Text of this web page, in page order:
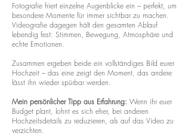
Fotografie friert einzelne Augenblicke ein – perfekt, um
besondere Momente für immer sichtbar zu machen.
Videografie dagegen hält den gesamten Ablauf
lebendig fest: Stimmen, Bewegung, Atmosphäre und
echte Emotionen.
Zusammen ergeben beide ein vollständiges Bild eurer
Hochzeit – das eine zeigt den Moment, das andere
lässt ihn wieder spürbar werden.
Mein persönlicher Tipp aus Erfahrung: Wenn ihr euer
Budget plant, lohnt es sich eher, bei anderen
Hochzeitsdetails zu reduzieren, als auf das Video zu
verzichten.